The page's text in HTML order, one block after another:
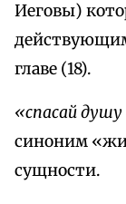
Иеговы)
главе (18).
«спасай
синоним
сущности.